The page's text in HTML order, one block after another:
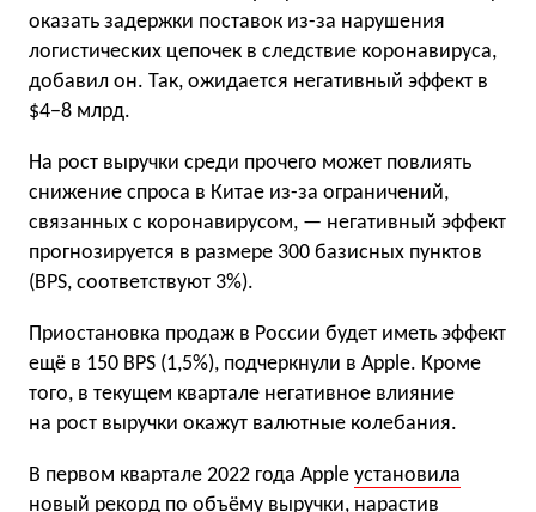
оказать задержки поставок из-за нарушения
логистических цепочек в следствие коронавируса,
добавил он. Так, ожидается негативный эффект в
$4−8 млрд.
На рост выручки среди прочего может повлиять
снижение спроса в Китае из-за ограничений,
связанных с коронавирусом, — негативный эффект
прогнозируется в размере 300 базисных пунктов
(BPS, соответствуют 3%).
Приостановка продаж в России будет иметь эффект
ещё в 150 BPS (1,5%), подчеркнули в Apple. Кроме
того, в текущем квартале негативное влияние
на рост выручки окажут валютные колебания.
В первом квартале 2022 года Apple установила
новый рекорд по объёму выручки, нарастив